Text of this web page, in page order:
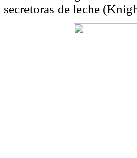
secretoras de leche